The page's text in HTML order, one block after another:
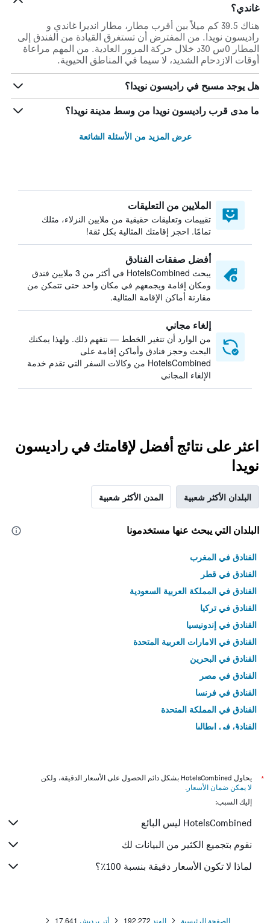
غاندي؟
هناك 39.5 كم ميلاً بين أقرب مطار، مطار انديرا غاندي و
راديسون نويدا. من المفترض أن تستغرق القيادة من الفندق إلى
المطار 0س 30د خلال حركة المرور العادية. من المهم مراعاة
أوقات الازدحام الشديد، لا سيما في المناطق الحيوية.
هل يوجد مسبح في راديسون نويدا؟
ما مدى قرب راديسون نويدا من وسط مدينة نويدا؟
عرض المزيد من الأسئلة الشائعة
الملايين من التعليقات
تقييمات وتعليقات حقيقية من ملايين النزلاء، مثلك
تمامًا. احجز إقامتك المثالية بكل ثقة!
أفضل صفقات الفنادق
يبحث HotelsCombined في أكثر من 3 ملايين فندق
ومكان إقامة ويجمعهم في مكان واحد حتى تتمكن من
مقارنة أماكن الإقامة المثالية.
إلغاء مجاني
من الوارد أن تتغير الخطط — نتفهم ذلك. ولهذا يمكنك
البحث وحجز فنادق وأماكن إقامة على
HotelsCombined من وكالات السفر التي تقدم خدمة
الإلغاء المجاني
اعثر على نتائج أفضل لإقامتك في راديسون
نويدا
البلدان الأكثر شعبية المدن الأكثر شعبية
البلدان التي يبحث عنها مستخدمونا
الفنادق في المغرب
الفنادق في قطر
الفنادق في المملكة العربية السعودية
الفنادق في تركيا
الفنادق في إندونيسيا
الفنادق في الامارات العربية المتحدة
الفنادق في البحرين
الفنادق في مصر
الفنادق في فرنسا
الفنادق في المملكة المتحدة
الفنادق في إيطاليا
*
يحاول HotelsCombined بشكل دائم الحصول على الأسعار الدقيقة، ولكن
لا يمكن ضمان الأسعار .
إليك السبب:
HotelsCombined ليس البائع
نقوم بتجميع الكثير من البيانات لك
لماذا لا تكون الأسعار دقيقة بنسبة 100٪؟
الصفحة الرئيسية الهند 192,272 أتر برديش 17,641